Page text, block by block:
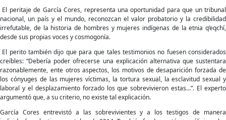
El peritaje de García Cores, representa una oportunidad para que un tribunal
nacional, un país y el mundo, reconozcan el valor probatorio y la credibilidad
irrefutable, de la historia de hombres y mujeres indígenas de la etnia q’eqchí,
desde sus propias voces y cosmogonía.
El perito también dijo que para que tales testimonios no fuesen considerados
creíbles: “Debería poder ofrecerse una explicación alternativa que sustentara
razonablemente, ente otros aspectos, los motivos de desaparición forzada de
los cónyuges de las mujeres víctimas, la tortura sexual, la esclavitud sexual y
laboral y el desplazamiento forzado los que sobrevivieron estas…”. El experto
argumentó que, a su criterio, no existe tal explicación.
García Cores entrevistó a las sobrevivientes y a los testigos de manera